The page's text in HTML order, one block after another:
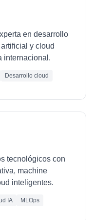
en desarrollo
y cloud
internacional.
Desarrollo cloud
tecnológicos con
machine
inteligentes.
IA MLOps